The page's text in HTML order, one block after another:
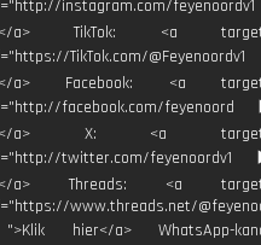
instagram.com/
a> TikTok: <a
TikTok.com/
a> Facebook: <a
facebook.com/
a> X: <a
twitter.com/
a> Threads: <a
www.threads.net/
hier</a> WhatsApp-